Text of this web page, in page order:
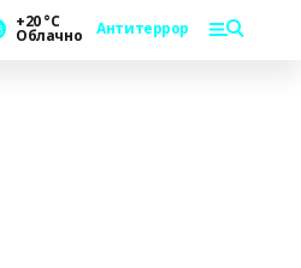
+20 °С
Облачно Антитеррор